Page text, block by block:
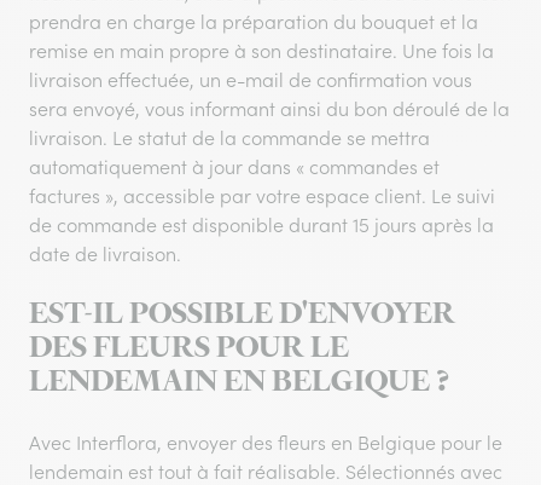
prendra en charge la préparation du bouquet et la
remise en main propre à son destinataire. Une fois la
livraison effectuée, un e-mail de confirmation vous
sera envoyé, vous informant ainsi du bon déroulé de la
livraison. Le statut de la commande se mettra
automatiquement à jour dans « commandes et
factures », accessible par votre espace client. Le suivi
de commande est disponible durant 15 jours après la
date de livraison.
EST-IL POSSIBLE D'ENVOYER
DES FLEURS POUR LE
LENDEMAIN EN BELGIQUE ?
Avec Interflora, envoyer des fleurs en Belgique pour le
lendemain est tout à fait réalisable. Sélectionnés avec